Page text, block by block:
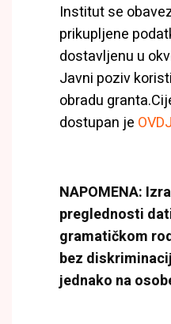
Institut se
prikupljene
dostavljenu u
Javni poziv
obradu
dostupan je
NAPOMENA:
preglednosti
gramatičkom
bez
jednako na